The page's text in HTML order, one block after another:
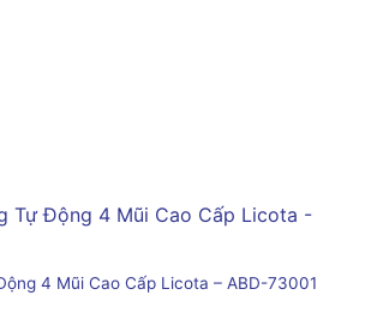
4 Mũi Cao Cấp Licota – ABD-73001